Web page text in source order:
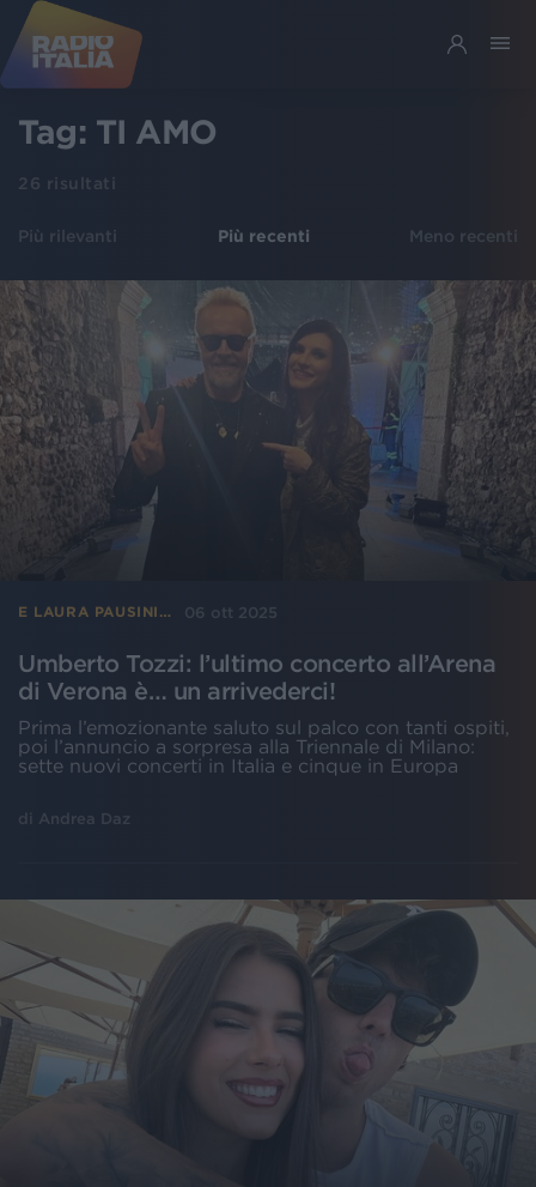
Tag: TI AMO
26 risultati
Più rilevanti Più recenti Meno recenti
E LAURA PAUSINI… 06 ott 2025
Umberto Tozzi: l’ultimo concerto all’Arena
di Verona è… un arrivederci!
Prima l’emozionante saluto sul palco con tanti ospiti,
poi l’annuncio a sorpresa alla Triennale di Milano:
sette nuovi concerti in Italia e cinque in Europa
di Andrea Daz